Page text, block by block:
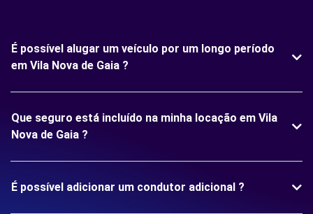
É possível alugar um veículo por um longo período
em Vila Nova de Gaia ?
Que seguro está incluído na minha locação em Vila
Nova de Gaia ?
É possível adicionar um condutor adicional ?